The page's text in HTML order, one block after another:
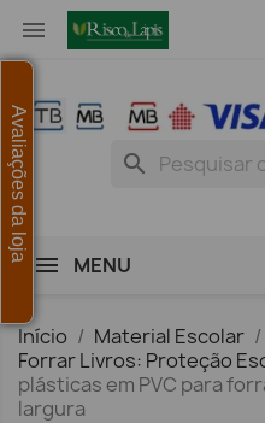

search
MENU
Início Material Escolar
Forrar Livros: Proteção
plásticas em PVC para
largura
Avaliações da loja